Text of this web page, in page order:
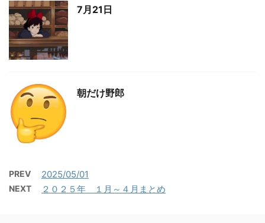
7月21日
朝だけ野郎
PREV 2025/05/01
NEXT ２０２５年 １月～４月まとめ